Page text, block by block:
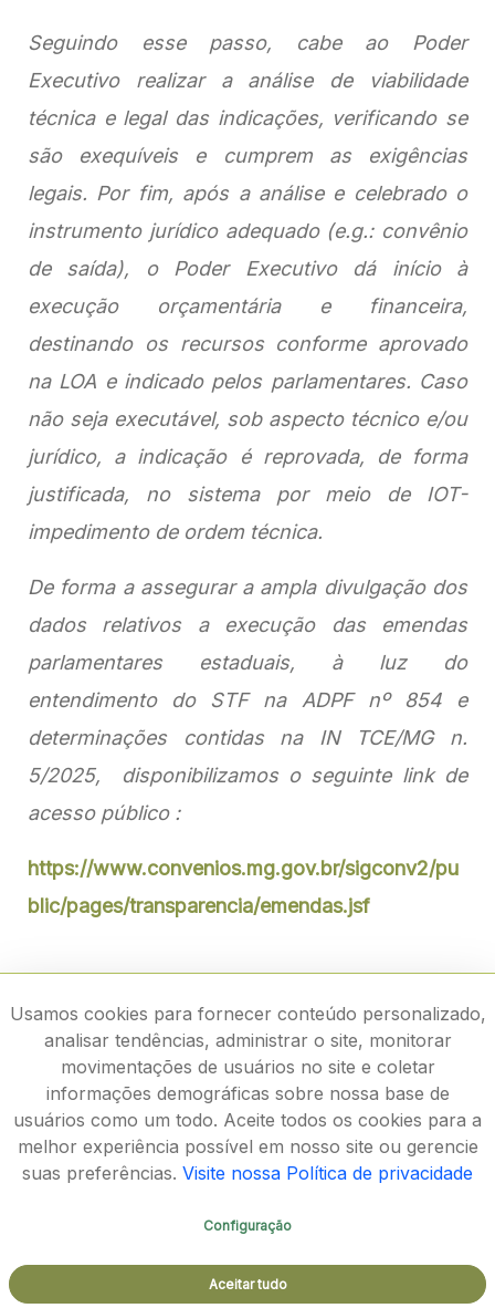
Seguindo esse passo, cabe ao Poder
Executivo realizar a análise de viabilidade
técnica e legal das indicações, verificando se
são exequíveis e cumprem as exigências
legais. Por fim, após a análise e celebrado o
instrumento jurídico adequado (e.g.: convênio
de saída), o Poder Executivo dá início à
execução orçamentária e financeira,
destinando os recursos conforme aprovado
na LOA e indicado pelos parlamentares. Caso
não seja executável, sob aspecto técnico e/ou
jurídico, a indicação é reprovada, de forma
justificada, no sistema por meio de IOT-
impedimento de ordem técnica.
De forma a assegurar a ampla divulgação dos
dados relativos a execução das emendas
parlamentares estaduais, à luz do
entendimento do STF na ADPF nº 854 e
determinações contidas na IN TCE/MG n.
5/2025, disponibilizamos o seguinte link de
acesso público :
https://www.convenios.mg.gov.br/sigconv2/pu
blic/pages/transparencia/emendas.jsf
Rodovia João Paulo II, 4143, Bairro Serra Verde - CEP
Usamos cookies para fornecer conteúdo personalizado,
analisar tendências, administrar o site, monitorar
movimentações de usuários no site e coletar
informações demográficas sobre nossa base de
usuários como um todo. Aceite todos os cookies para a
melhor experiência possível em nosso site ou gerencie
suas preferências. Visite nossa Política de privacidade
Configuração
Aceitar tudo